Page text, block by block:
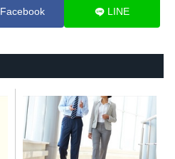
Facebook LINE